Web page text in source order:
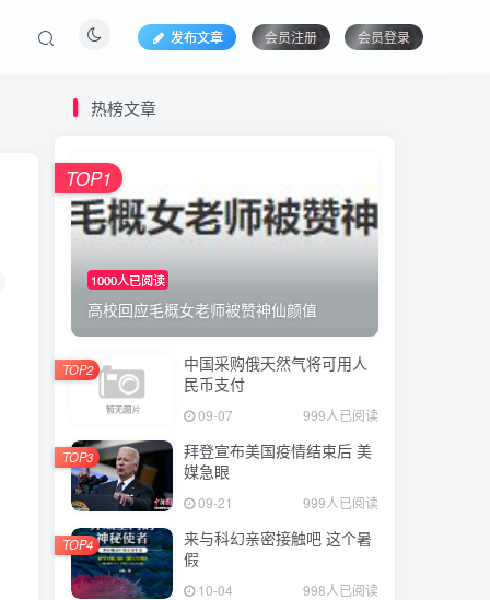
发布文章 会员注册 会员登录
热榜文章
1000人已阅读
高校回应毛概女老师被赞神仙颜值
TOP1
中国采购俄天然气将可用人
民币支付
09-07 999人已阅读
TOP2
拜登宣布美国疫情结束后 美
媒急眼
09-21 999人已阅读
TOP3
来与科幻亲密接触吧 这个暑
假
10-04 998人已阅读
TOP4